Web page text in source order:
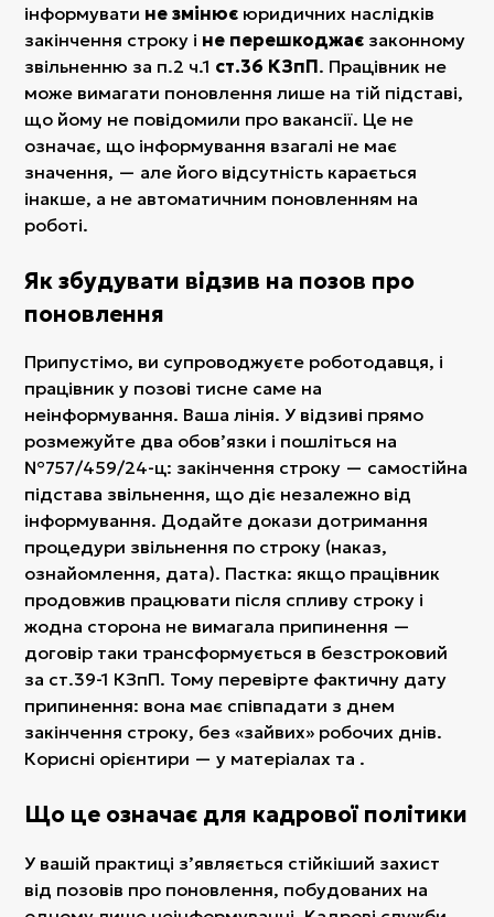
інформувати не змінює юридичних наслідків
закінчення строку і не перешкоджає законному
звільненню за п.2 ч.1 ст.36 КЗпП. Працівник не
може вимагати поновлення лише на тій підставі,
що йому не повідомили про вакансії. Це не
означає, що інформування взагалі не має
значення, — але його відсутність карається
інакше, а не автоматичним поновленням на
роботі.
Як збудувати відзив на позов про
поновлення
Припустімо, ви супроводжуєте роботодавця, і
працівник у позові тисне саме на
неінформування. Ваша лінія. У відзиві прямо
розмежуйте два обовʼязки і пошліться на
№757/459/24-ц: закінчення строку — самостійна
підстава звільнення, що діє незалежно від
інформування. Додайте докази дотримання
процедури звільнення по строку (наказ,
ознайомлення, дата). Пастка: якщо працівник
продовжив працювати після спливу строку і
жодна сторона не вимагала припинення —
договір таки трансформується в безстроковий
за ст.39-1 КЗпП. Тому перевірте фактичну дату
припинення: вона має співпадати з днем
закінчення строку, без «зайвих» робочих днів.
Корисні орієнтири — у матеріалах та .
Що це означає для кадрової політики
У вашій практиці зʼявляється стійкіший захист
від позовів про поновлення, побудованих на